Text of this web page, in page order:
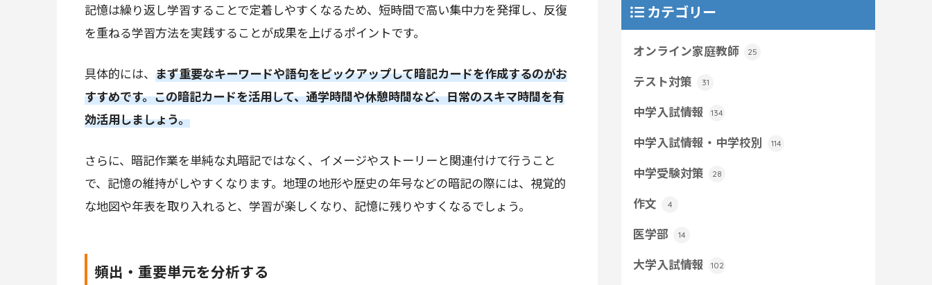
記憶は繰り返し学習することで定着しやすくなるため、短時間で高い集中力を発揮し、反復
を重ねる学習方法を実践することが成果を上げるポイントです。
具体的には、 まず重要なキーワードや語句をピックアップして暗記カードを作成するのがお
すすめです。この暗記カードを活用して、通学時間や休憩時間など、日常のスキマ時間を有
効活用しましょう。
さらに、暗記作業を単純な丸暗記ではなく、イメージやストーリーと関連付けて行うこと
で、記憶の維持がしやすくなります。地理の地形や歴史の年号などの暗記の際には、視覚的
な地図や年表を取り入れると、学習が楽しくなり、記憶に残りやすくなるでしょう。
頻出・重要単元を分析する
カテゴリー
オンライン家庭教師 25
テスト対策 31
中学入試情報 134
中学入試情報・中学校別 114
中学受験対策 28
作文 4
医学部 14
大学入試情報 102